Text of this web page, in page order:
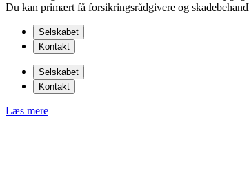
Du kan primært få forsikringsrådgivere og
Selskabet
Kontakt
Selskabet
Kontakt
Læs mere